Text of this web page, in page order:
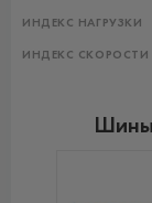
ИНДЕКС НАГРУЗКИ
ИНДЕКС СКОРОСТИ
Шины